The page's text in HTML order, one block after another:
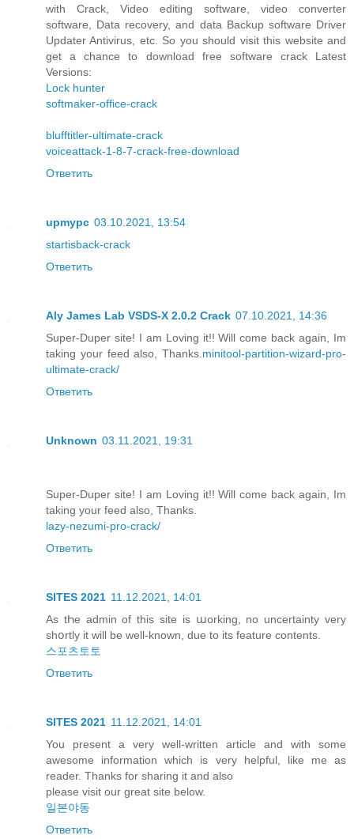
with Crack, Video editing software, video converter
software, Data recovery, and data Backup software Driver
Updater Antivirus, etc. So you should visit this website and
get a chance to download free software crack Latest
Versions:
Lock hunter
softmaker-office-crack
blufftitler-ultimate-crack
voiceattack-1-8-7-crack-free-download
Ответить
upmypc 03.10.2021, 13:54
startisback-crack
Ответить
Aly James Lab VSDS-X 2.0.2 Crack 07.10.2021, 14:36
Super-Duper site! I am Loving it!! Will come back again, Im
taking your feed also, Thanks. minitool-partition-wizard-pro-
ultimate-crack/
Ответить
Unknown 03.11.2021, 19:31
Super-Duper site! I am Loving it!! Will come back again, Im
taking your feed also, Thanks.
lazy-nezumi-pro-crack/
Ответить
SITES 2021 11.12.2021, 14:01
Аs tҺe аdmin of this site іs աorking, no uncertainty very
shօrtly іt will be well-known, due to its feature contents.
스포츠토토
Ответить
SITES 2021 11.12.2021, 14:01
You present a very well-written article and with some
awesome information which is very helpful, like me as
reader. Thanks for sharing it and also
please visit our great site below.
일본야동
Ответить